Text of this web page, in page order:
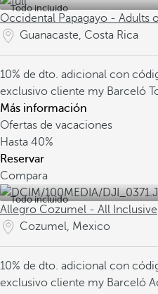
Todo incluido
Occidental Papagayo - Adults
Guanacaste, Costa Rica
10% de dto. adicional con
exclusivo cliente my Barceló
Más información
Ofertas de vacaciones
Hasta 40%
Reservar
Compara
Todo incluido
Allegro Cozumel - All Inclusive
Cozumel, Mexico
10% de dto. adicional con
exclusivo cliente my Barceló